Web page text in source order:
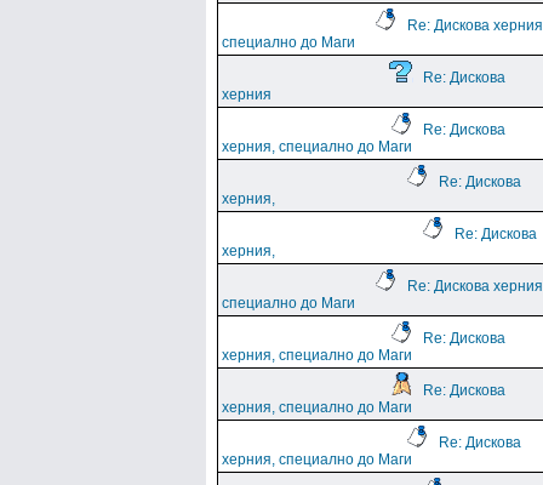
Re: Дискова
специално до Маги
Re: Дискова
херния
Re: Дискова
херния, специално до Маги
Re: Дискова
херния,
Re: Дискова
херния,
Re: Дискова
специално до Маги
Re: Дискова
херния, специално до Маги
Re: Дискова
херния, специално до Маги
Re: Дискова
херния, специално до Маги